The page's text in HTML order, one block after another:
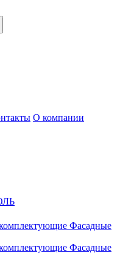
О компании
Фасадные
Фасадные